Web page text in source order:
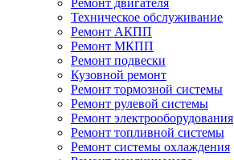
Ремонт двигателя
Техническое обслуживание
Ремонт АКПП
Ремонт МКПП
Ремонт подвески
Кузовной ремонт
Ремонт тормозной системы
Ремонт рулевой системы
Ремонт электрооборудования
Ремонт топливной системы
Ремонт системы охлаждения